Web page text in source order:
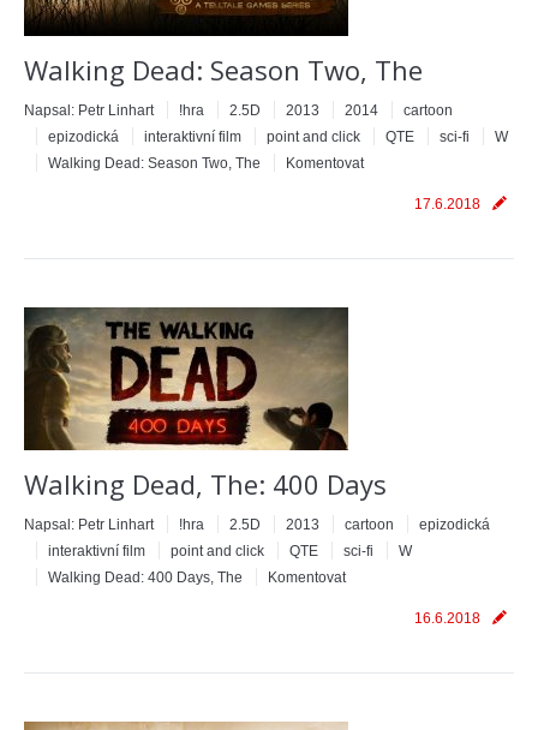
Walking Dead: Season Two, The
Napsal: Petr Linhart !hra 2.5D 2013 2014
cartoon
epizodická
interaktivní film point and click QTE sci-fi
W
Walking Dead: Season Two, The
Komentovat
17.6.2018
Walking Dead, The: 400 Days
Napsal: Petr Linhart !hra 2.5D 2013 cartoon
epizodická
interaktivní film
point and click QTE sci-fi
W
Walking Dead: 400 Days, The
Komentovat
16.6.2018